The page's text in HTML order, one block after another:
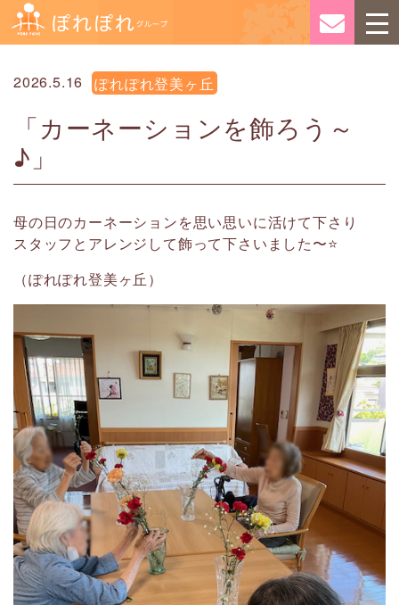
2026.5.16 ぽれぽれ登美ヶ丘
「カーネーションを飾ろう～
♪」
母の日のカーネーションを思い思いに活けて下さり
スタッフとアレンジして飾って下さいました〜⭐️
（ぽれぽれ登美ヶ丘）